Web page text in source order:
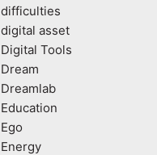
difficulties
digital asset
Digital Tools
Dream
Dreamlab
Education
Ego
Energy